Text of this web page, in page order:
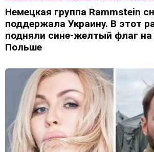
Немецкая группа Rammstein
поддержала Украину. В этот
подняли сине-желтый флаг на
Польше